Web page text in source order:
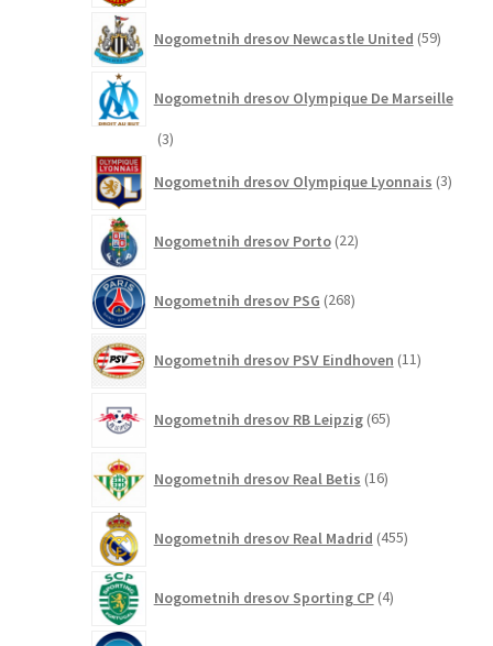
Nogometnih dresov Newcastle United 59izdelkov
Nogometnih dresov Olympique De Marseille
33
Nogometnih dresov Olympique Lyonnais 3izdelki
Nogometnih dresov Porto 22izdelkov
Nogometnih dresov PSG 268izdelkov
Nogometnih dresov PSV Eindhoven 11izdelkov
Nogometnih dresov RB Leipzig 65izdelkov
Nogometnih dresov Real Betis 16izdelkov
Nogometnih dresov Real Madrid 455izdelkov
Nogometnih dresov Sporting CP 4izdelki